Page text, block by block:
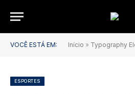
VOCÊ ESTÁ EM: Início » Typography
ESPORTES